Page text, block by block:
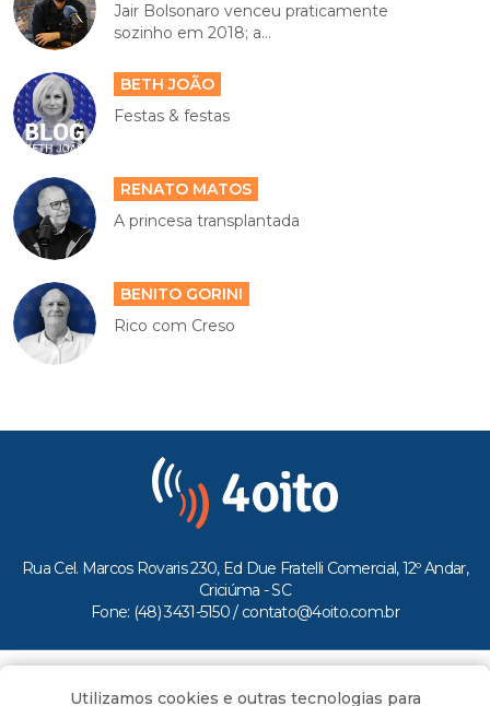
Jair Bolsonaro venceu praticamente
sozinho em 2018; a...
BETH JOÃO
Festas & festas
RENATO MATOS
A princesa transplantada
BENITO GORINI
Rico com Creso
Rua Cel. Marcos Rovaris 230, Ed Due Fratelli Comercial, 12º Andar,
Criciúma - SC
Fone: (48) 3431-5150 / contato@4oito.com.br
Todos os direitos reservados ao Portal 4oito
Utilizamos cookies e outras tecnologias para